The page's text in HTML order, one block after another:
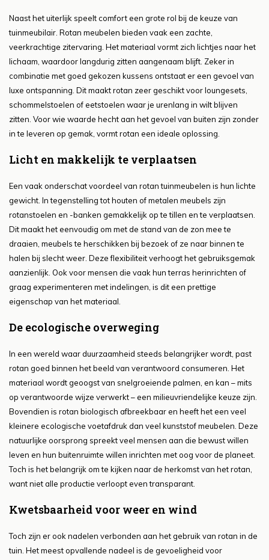
Naast het uiterlijk speelt comfort een grote rol bij de keuze van
tuinmeubilair. Rotan meubelen bieden vaak een zachte,
veerkrachtige zitervaring. Het materiaal vormt zich lichtjes naar het
lichaam, waardoor langdurig zitten aangenaam blijft. Zeker in
combinatie met goed gekozen kussens ontstaat er een gevoel van
luxe ontspanning. Dit maakt rotan zeer geschikt voor loungesets,
schommelstoelen of eetstoelen waar je urenlang in wilt blijven
zitten. Voor wie waarde hecht aan het gevoel van buiten zijn zonder
in te leveren op gemak, vormt rotan een ideale oplossing.
Licht en makkelijk te verplaatsen
Een vaak onderschat voordeel van rotan tuinmeubelen is hun lichte
gewicht. In tegenstelling tot houten of metalen meubels zijn
rotanstoelen en -banken gemakkelijk op te tillen en te verplaatsen.
Dit maakt het eenvoudig om met de stand van de zon mee te
draaien, meubels te herschikken bij bezoek of ze naar binnen te
halen bij slecht weer. Deze flexibiliteit verhoogt het gebruiksgemak
aanzienlijk. Ook voor mensen die vaak hun terras herinrichten of
graag experimenteren met indelingen, is dit een prettige
eigenschap van het materiaal.
De ecologische overweging
In een wereld waar duurzaamheid steeds belangrijker wordt, past
rotan goed binnen het beeld van verantwoord consumeren. Het
materiaal wordt geoogst van snelgroeiende palmen, en kan – mits
op verantwoorde wijze verwerkt – een milieuvriendelijke keuze zijn.
Bovendien is rotan biologisch afbreekbaar en heeft het een veel
kleinere ecologische voetafdruk dan veel kunststof meubelen. Deze
natuurlijke oorsprong spreekt veel mensen aan die bewust willen
leven en hun buitenruimte willen inrichten met oog voor de planeet.
Toch is het belangrijk om te kijken naar de herkomst van het rotan,
want niet alle productie verloopt even transparant.
Kwetsbaarheid voor weer en wind
Toch zijn er ook nadelen verbonden aan het gebruik van rotan in de
tuin. Het meest opvallende nadeel is de gevoeligheid voor